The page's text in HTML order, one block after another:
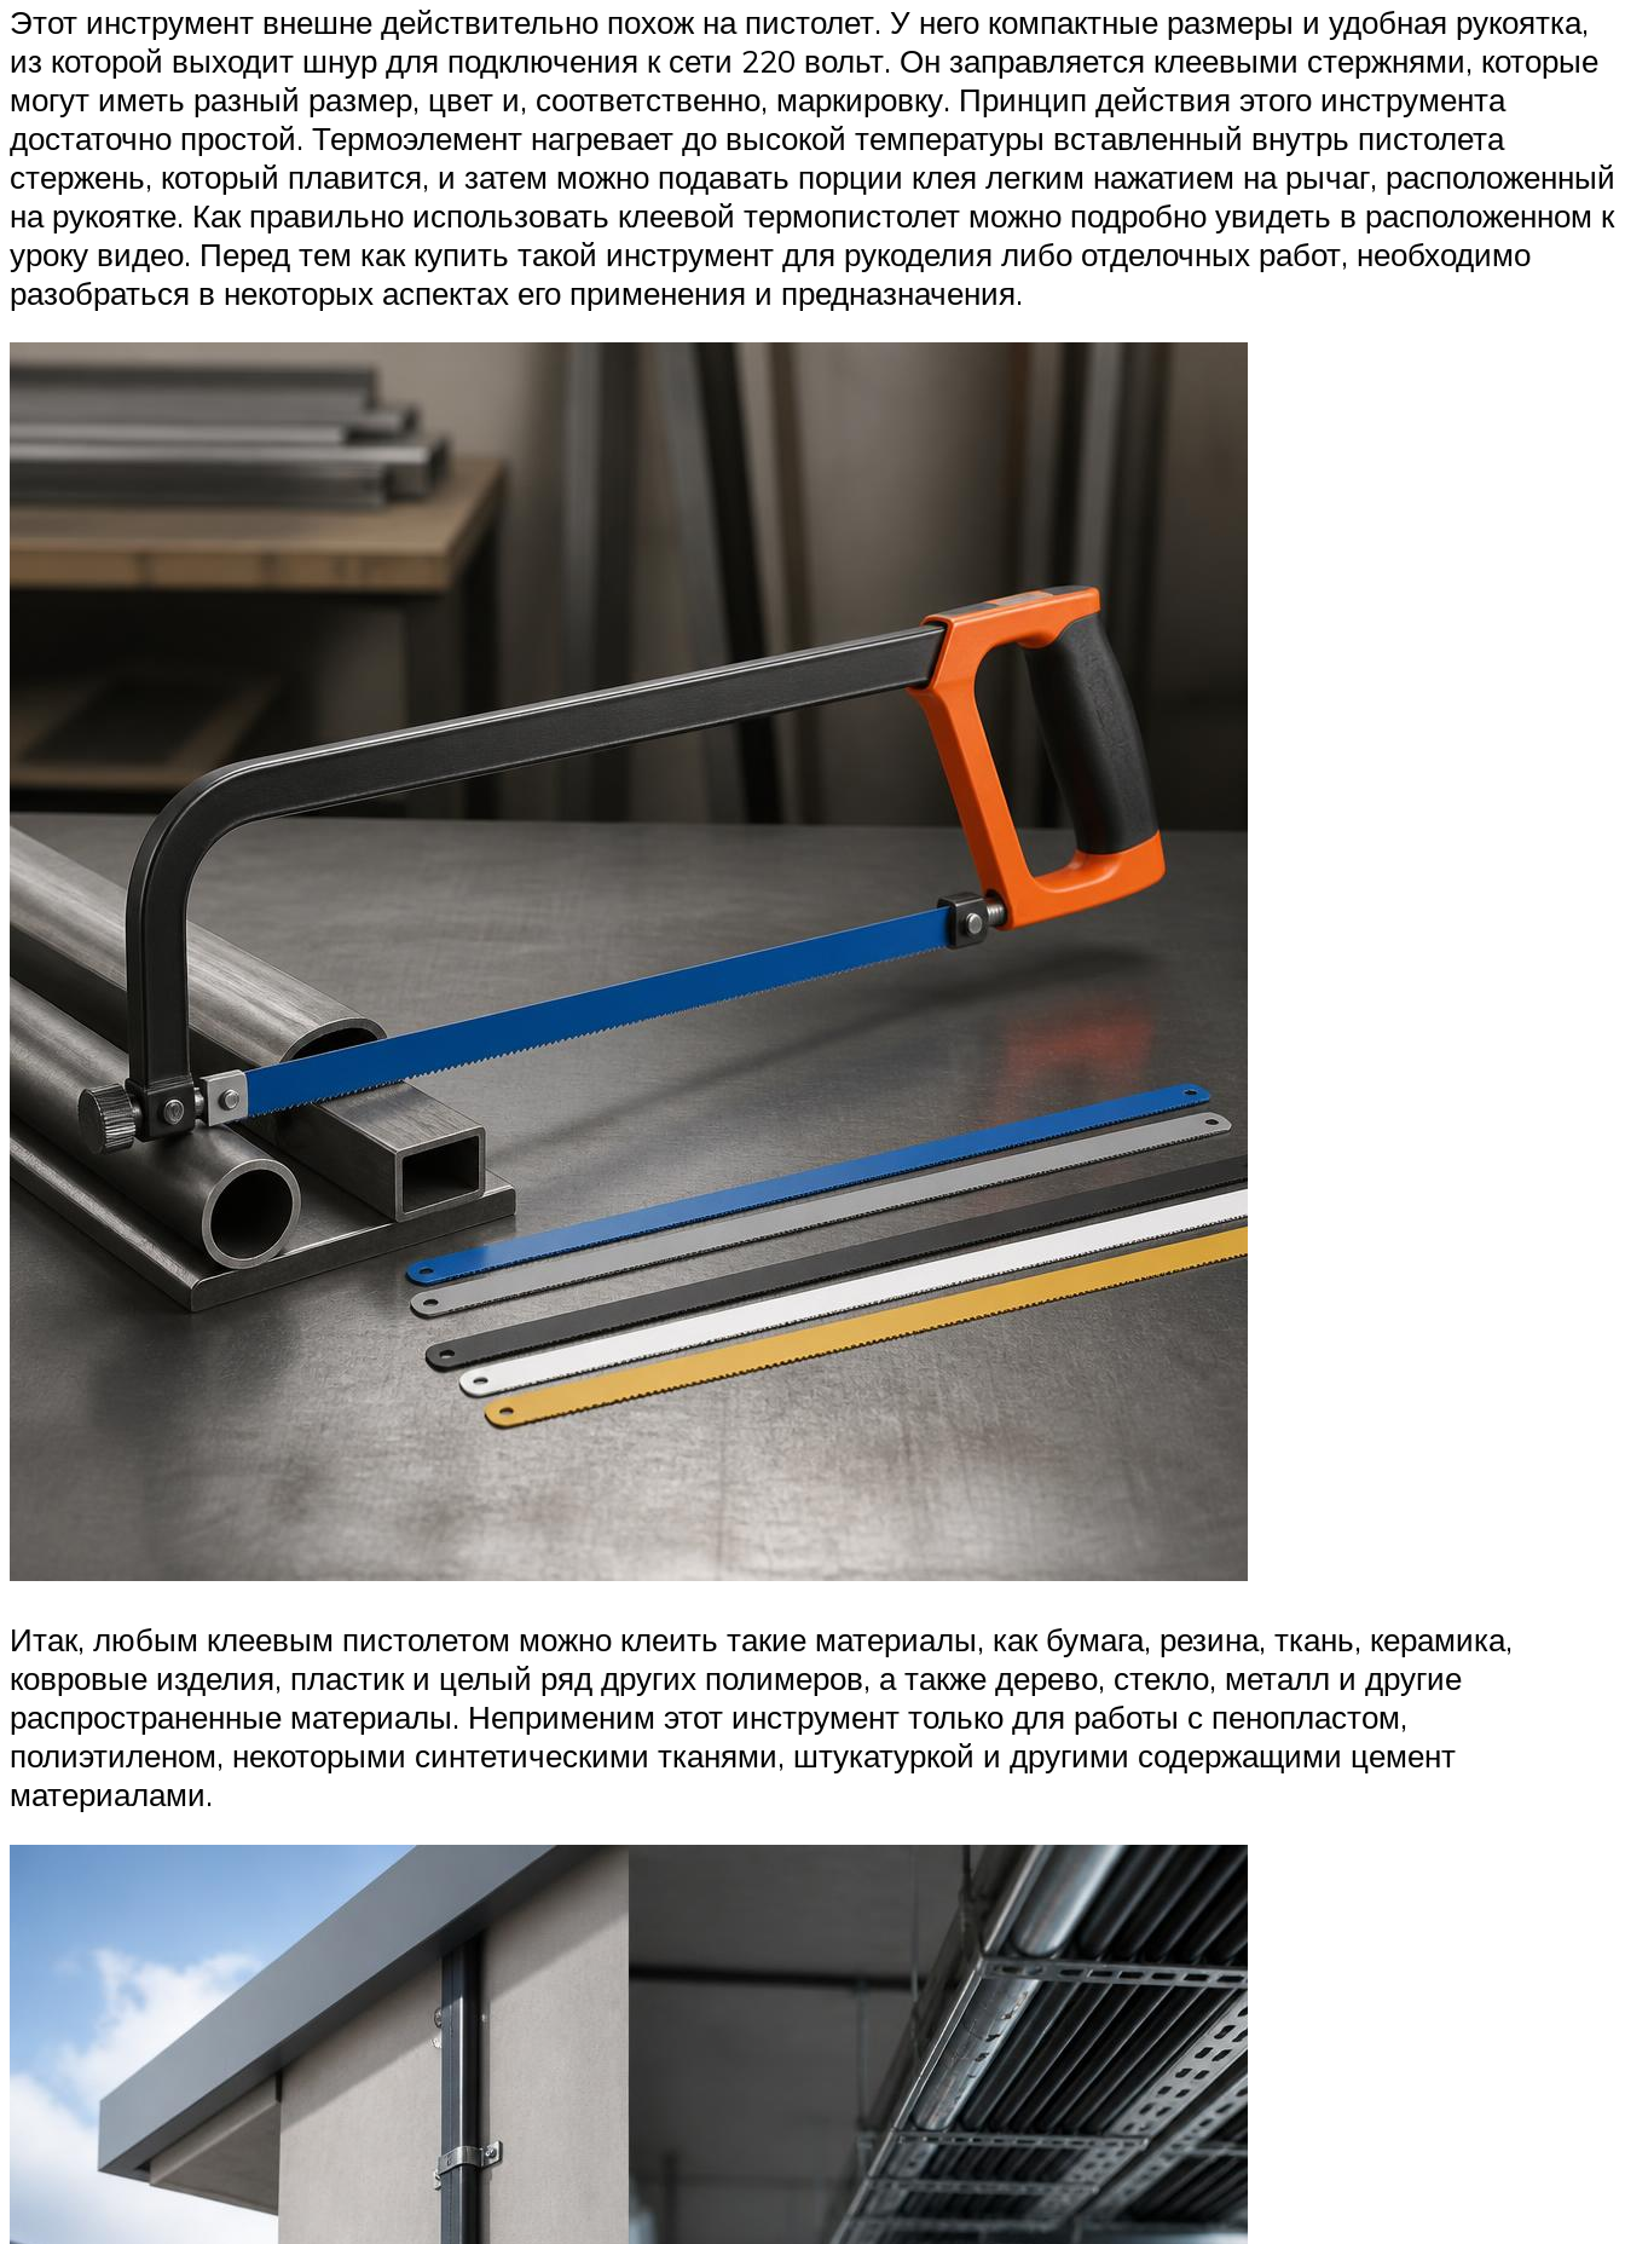
Этот инструмент внешне действительно похож на пистолет. У него компактные размеры и удобная рукоятка,
из которой выходит шнур для подключения к сети 220 вольт. Он заправляется клеевыми стержнями, которые
могут иметь разный размер, цвет и, соответственно, маркировку. Принцип действия этого инструмента
достаточно простой. Термоэлемент нагревает до высокой температуры вставленный внутрь пистолета
стержень, который плавится, и затем можно подавать порции клея легким нажатием на рычаг, расположенный
на рукоятке. Как правильно использовать клеевой термопистолет можно подробно увидеть в расположенном к
уроку видео. Перед тем как купить такой инструмент для рукоделия либо отделочных работ, необходимо
разобраться в некоторых аспектах его применения и предназначения.
Итак, любым клеевым пистолетом можно клеить такие материалы, как бумага, резина, ткань, керамика,
ковровые изделия, пластик и целый ряд других полимеров, а также дерево, стекло, металл и другие
распространенные материалы. Неприменим этот инструмент только для работы с пенопластом,
полиэтиленом, некоторыми синтетическими тканями, штукатуркой и другими содержащими цемент
материалами.